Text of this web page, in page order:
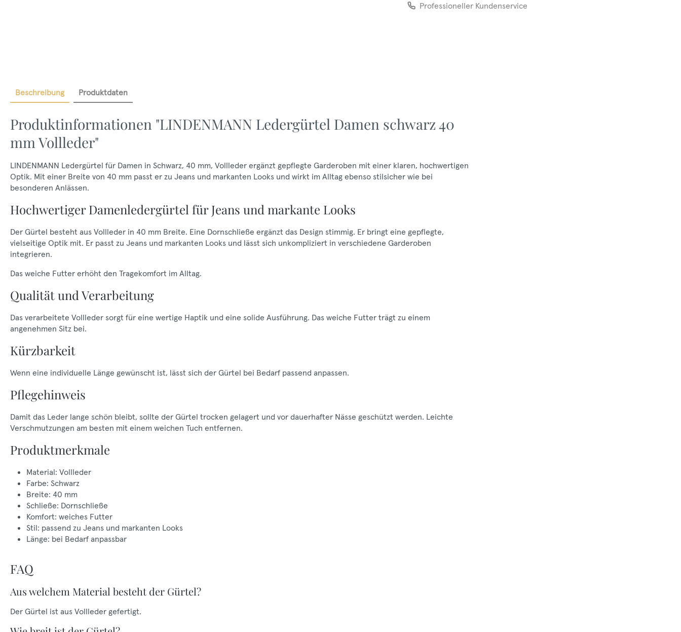
Professioneller Kundenservice
Beschreibung Produktdaten
Produktinformationen "LINDENMANN Ledergürtel Damen schwarz 40
mm Vollleder"
LINDENMANN Ledergürtel für Damen in Schwarz, 40 mm, Vollleder ergänzt gepflegte Garderoben mit einer klaren, hochwertigen
Optik. Mit einer Breite von 40 mm passt er zu Jeans und markanten Looks und wirkt im Alltag ebenso stilsicher wie bei
besonderen Anlässen.
Hochwertiger Damenledergürtel für Jeans und markante Looks
Der Gürtel besteht aus Vollleder in 40 mm Breite. Eine Dornschließe ergänzt das Design stimmig. Er bringt eine gepflegte,
vielseitige Optik mit. Er passt zu Jeans und markanten Looks und lässt sich unkompliziert in verschiedene Garderoben
integrieren.
Das weiche Futter erhöht den Tragekomfort im Alltag.
Qualität und Verarbeitung
Das verarbeitete Vollleder sorgt für eine wertige Haptik und eine solide Ausführung. Das weiche Futter trägt zu einem
angenehmen Sitz bei.
Kürzbarkeit
Wenn eine individuelle Länge gewünscht ist, lässt sich der Gürtel bei Bedarf passend anpassen.
Pflegehinweis
Damit das Leder lange schön bleibt, sollte der Gürtel trocken gelagert und vor dauerhafter Nässe geschützt werden. Leichte
Verschmutzungen am besten mit einem weichen Tuch entfernen.
Produktmerkmale
Material: Vollleder
Farbe: Schwarz
Breite: 40 mm
Schließe: Dornschließe
Komfort: weiches Futter
Stil: passend zu Jeans und markanten Looks
Länge: bei Bedarf anpassbar
FAQ
Aus welchem Material besteht der Gürtel?
Der Gürtel ist aus Vollleder gefertigt.